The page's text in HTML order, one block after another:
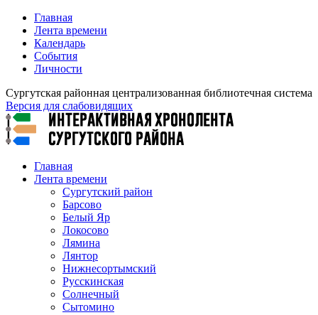
Главная
Лента времени
Календарь
События
Личности
Сургутская районная централизованная библиотечная система
Версия для слабовидящих
Главная
Лента времени
Сургутский район
Барсово
Белый Яр
Локосово
Лямина
Лянтор
Нижнесортымский
Русскинская
Солнечный
Сытомино